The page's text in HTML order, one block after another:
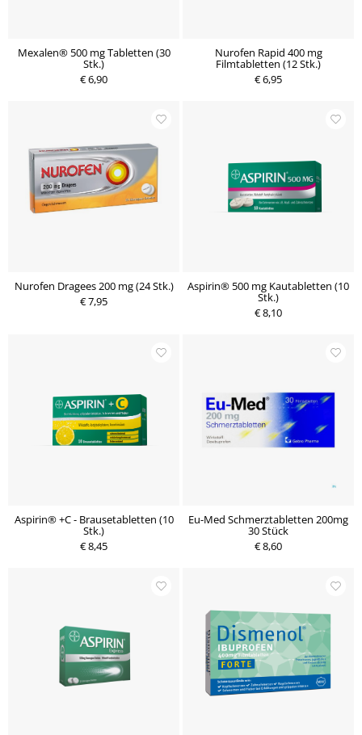
Mexalen® 500 mg Tabletten (30
Stk.)
€ 6,90
Nurofen Rapid 400 mg
Filmtabletten (12 Stk.)
€ 6,95
Nurofen Dragees 200 mg (24 Stk.)
€ 7,95
Aspirin® 500 mg Kautabletten (10
Stk.)
€ 8,10
Aspirin® +C - Brausetabletten (10
Stk.)
€ 8,45
Eu-Med Schmerztabletten 200mg
30 Stück
€ 8,60